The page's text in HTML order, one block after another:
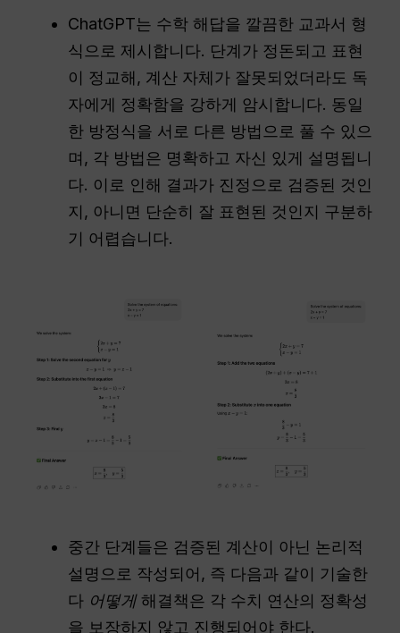
ChatGPT는 수학 해답을 깔끔한 교과서 형
식으로 제시합니다. 단계가 정돈되고 표현
이 정교해, 계산 자체가 잘못되었더라도 독
자에게 정확함을 강하게 암시합니다. 동일
한 방정식을 서로 다른 방법으로 풀 수 있으
며, 각 방법은 명확하고 자신 있게 설명됩니
다. 이로 인해 결과가 진정으로 검증된 것인
지, 아니면 단순히 잘 표현된 것인지 구분하
기 어렵습니다.
중간 단계들은 검증된 계산이 아닌 논리적
설명으로 작성되어, 즉 다음과 같이 기술한
다 어떻게해결책은 각 수치 연산의 정확성
을 보장하지 않고 진행되어야 한다.